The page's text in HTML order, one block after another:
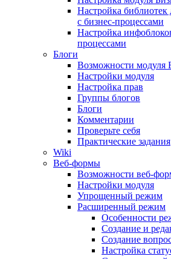
Настройка библиотек
с бизнес-процессами
Настройка
процессами
Блоги
Возможности модуля
Настройки модуля
Настройка прав
Группы блогов
Блоги
Комментарии
Проверьте себя
Практические задания
Wiki
Веб-формы
Возможности веб-
Настройки модуля
Упрощенный режим
Расширенный режим
Особенности
Создание и
Создание
Настройка